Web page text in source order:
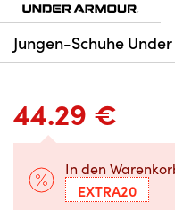
Jungen-Schuhe
44.29 €
In den
EXTRA20